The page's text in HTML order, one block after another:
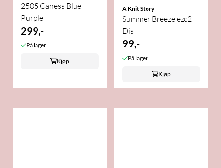
2505 Caness Blue
Purple
299,-
På lager
Kjøp
A Knit Story
Summer Breeze ezc2
Dis
99,-
På lager
Kjøp